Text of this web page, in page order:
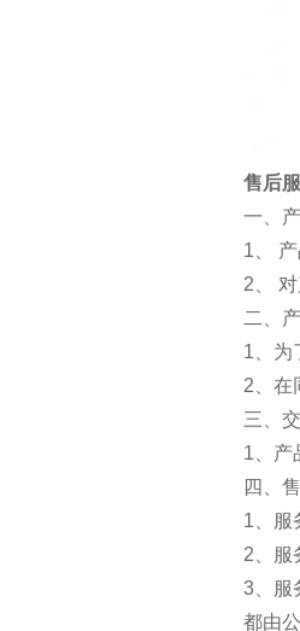
售后
一、
1、
2、
二、
1、为
2、在
三、
1、产
四、
1、服
2、服
3、服
都由